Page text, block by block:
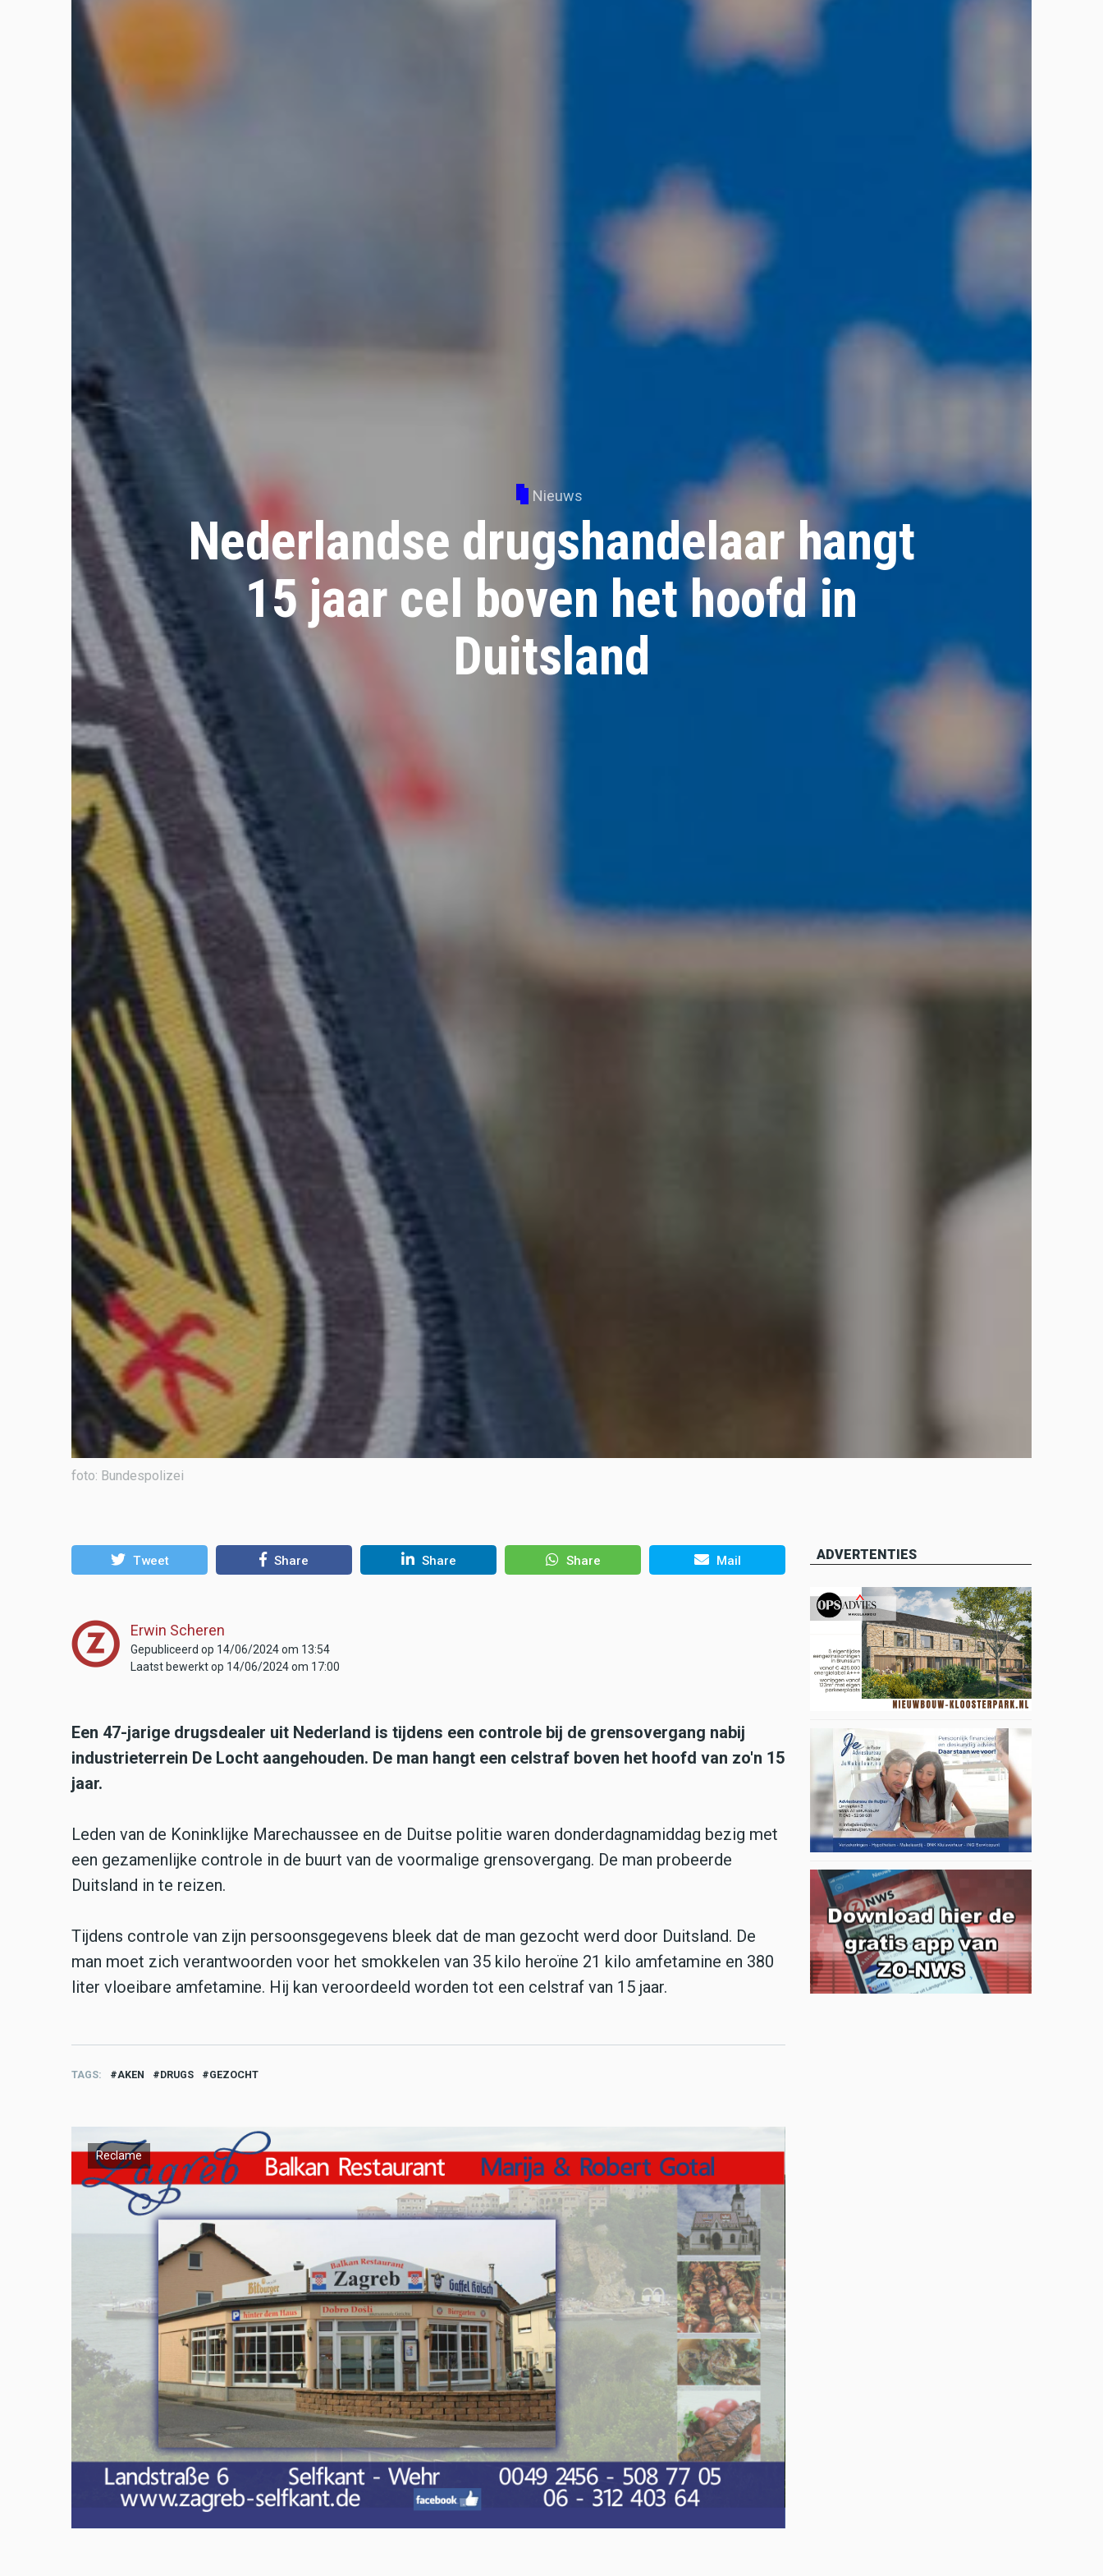
Nieuws
Nederlandse drugshandelaar hangt
15 jaar cel boven het hoofd in
Duitsland
foto: Bundespolizei
Tweet Share Share Share Mail
Erwin Scheren
Gepubliceerd op 14/06/2024 om 13:54
Laatst bewerkt op 14/06/2024 om 17:00
Een 47-jarige drugsdealer uit Nederland is tijdens een controle bij de grensovergang nabij
industrieterrein De Locht aangehouden. De man hangt een celstraf boven het hoofd van zo'n 15
jaar.
Leden van de Koninklijke Marechaussee en de Duitse politie waren donderdagnamiddag bezig met
een gezamenlijke controle in de buurt van de voormalige grensovergang. De man probeerde
Duitsland in te reizen.
Tijdens controle van zijn persoonsgegevens bleek dat de man gezocht werd door Duitsland. De
man moet zich verantwoorden voor het smokkelen van 35 kilo heroïne 21 kilo amfetamine en 380
liter vloeibare amfetamine. Hij kan veroordeeld worden tot een celstraf van 15 jaar.
TAGS AKEN DRUGS GEZOCHT
Reclame
ADVERTENTIES